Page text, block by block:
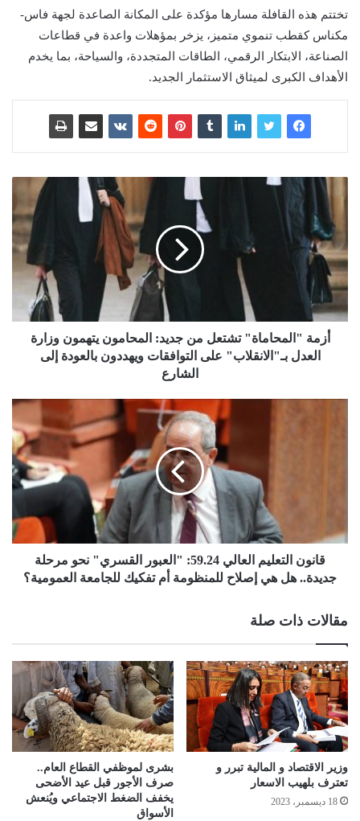
تختتم هذه القافلة مسارها مؤكدة على المكانة الصاعدة لجهة فاس-
مكناس كقطب تنموي متميز، يزخر بمؤهلات واعدة في قطاعات
الصناعة، الابتكار الرقمي، الطاقات المتجددة، والسياحة، بما يخدم
الأهداف الكبرى لميثاق الاستثمار الجديد.
أزمة "المحاماة" تشتعل من جديد: المحامون يتهمون وزارة
العدل بـ"الانقلاب" على التوافقات ويهددون بالعودة إلى
الشارع
قانون التعليم العالي 59.24: "العبور القسري" نحو مرحلة
جديدة.. هل هي إصلاح للمنظومة أم تفكيك للجامعة العمومية؟
مقالات ذات صلة
وزير الاقتصاد و المالية تبرر و
تعترف بلهيب الاسعار
18 ديسمبر، 2023
بشرى لموظفي القطاع العام..
صرف الأجور قبل عيد الأضحى
يخفف الضغط الاجتماعي ويُنعش
الأسواق